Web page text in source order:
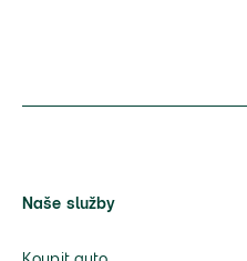
Naše služby